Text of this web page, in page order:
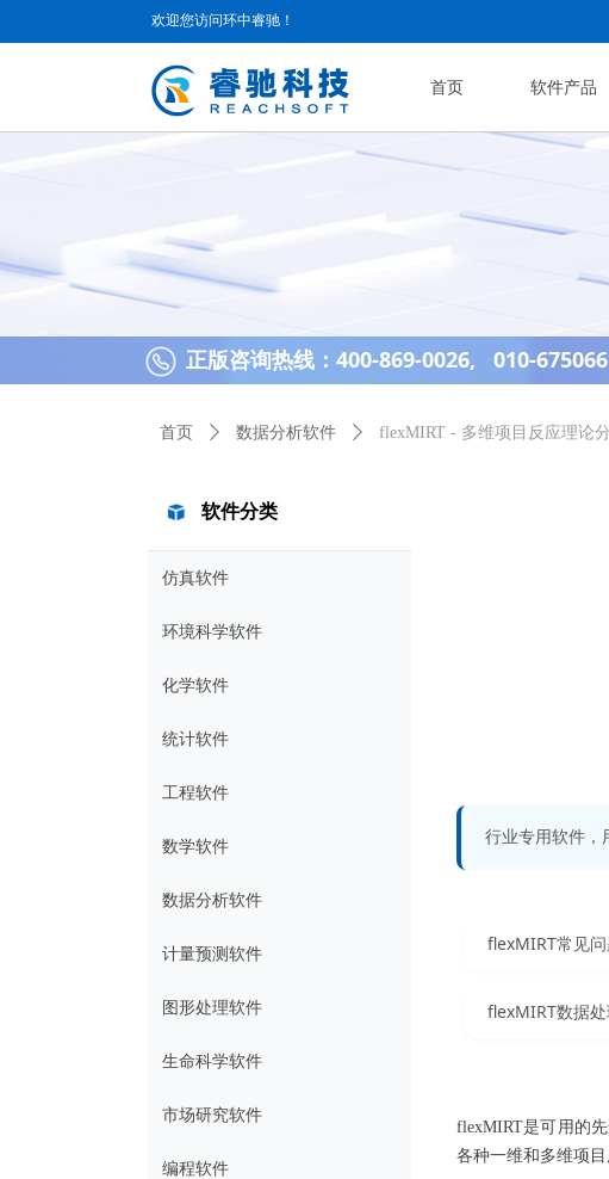
首页 软件产品
欢迎您访问环中睿驰！
行业专用软件，
flexMIRT数据
flexMIRT是可用的
各种一维和多维项
软件分类
仿真软件
环境科学软件
化学软件
统计软件
工程软件
数学软件
数据分析软件
计量预测软件
图形处理软件
生命科学软件
市场研究软件
编程软件
首页 ꄲ 数据分析软件 ꄲ flexMIRT - 多维项目反应理论
正版咨询热线：400-869-0026, 010-